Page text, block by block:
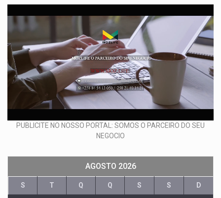
PUBLICITE NO NOSSO PORTAL: SOMOS O PARCEIRO DO SEU
NEGOCIO
AGOSTO 2026
S T Q Q S S D